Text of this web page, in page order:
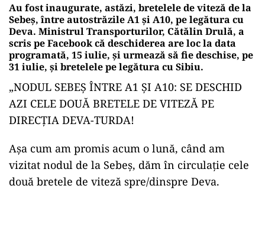
Au fost inaugurate, astăzi, bretelele de viteză de la
Sebeș, între autostrăzile A1 și A10, pe legătura cu
Deva. Ministrul Transporturilor, Cătălin Drulă, a
scris pe Facebook că deschiderea are loc la data
programată, 15 iulie, și urmează să fie deschise, pe
31 iulie, și bretelele pe legătura cu Sibiu.
„NODUL SEBEȘ ÎNTRE A1 ȘI A10: SE DESCHID
AZI CELE DOUĂ BRETELE DE VITEZĂ PE
DIRECȚIA DEVA-TURDA!
Așa cum am promis acum o lună, când am
vizitat nodul de la Sebeș, dăm în circulație cele
două bretele de viteză spre/dinspre Deva.